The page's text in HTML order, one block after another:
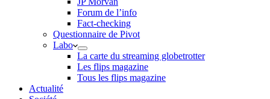
Forum de l’info
Fact-checking
Questionnaire de Pivot
Labo
La carte du streaming globetrotter
Les flips magazine
Tous les flips magazine
Actualité